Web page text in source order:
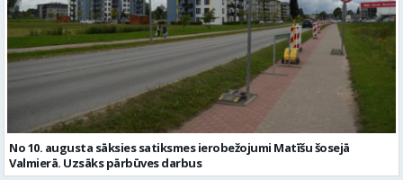
No 10. augusta sāksies satiksmes ierobežojumi Matīšu šosejā
Valmierā. Uzsāks pārbūves darbus